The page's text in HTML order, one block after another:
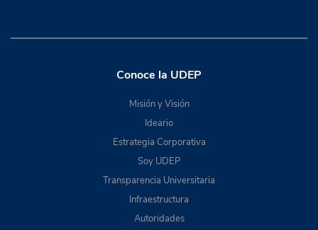
Conoce la UDEP
Misión y Visión
Ideario
Estrategia Corporativa
Soy UDEP
Transparencia Universitaria
Infraestructura
Autoridades